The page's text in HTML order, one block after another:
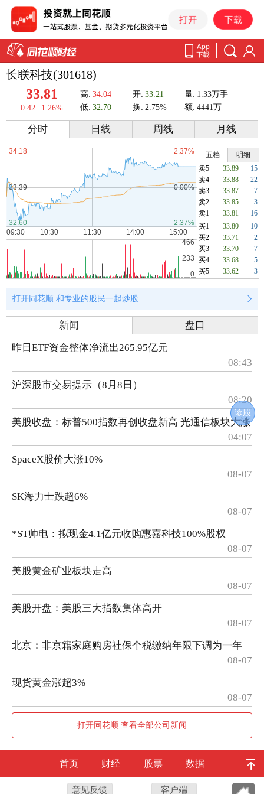
长联科技(301618)
33.81
0.42 1.26%
高: 34.04 开: 33.21 量: 1.33万手
低: 32.70 换: 2.75% 额: 4441万
分时 日线 周线 月线
五档
明细
卖5
33.89
15
卖4
33.88
22
卖3
33.87
7
卖2
33.85
3
卖1
33.81
16
买1
33.80
10
买2
33.71
2
买3
33.70
7
买4
33.68
5
买5
33.62 3
打开同花顺 和专业的股民一起炒股
诊股
新闻
盘口
昨日ETF资金整体净流出265.95亿元
08:43
沪深股市交易提示（8月8日）
08:20
美股收盘：标普500指数再创收盘新高 光通信板块大涨
04:07
SpaceX股价大涨10%
08-07
SK海力士跌超6%
08-07
*ST帅电：拟现金4.1亿元收购惠嘉科技100%股权
08-07
美股黄金矿业板块走高
08-07
美股开盘：美股三大指数集体高开
08-07
北京：非京籍家庭购房社保个税缴纳年限下调为一年
08-07
现货黄金涨超3%
08-07
打开同花顺 查看全部公司新闻
首页 财经 股票 数据
意见反馈 客户端